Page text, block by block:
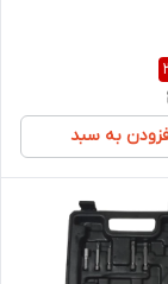
به سبد